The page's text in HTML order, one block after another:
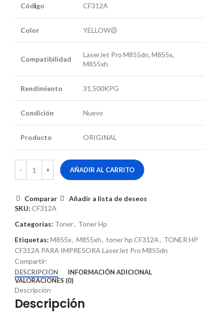
Código CF312A
Color YELLOW🟡
Compatibilidad
LaserJet Pro M855dn, M855x,
M855xh
Rendimiento 31,500KPG
Condición Nuevo
Producto ORIGINAL
AÑADIR AL CARRITO
Comparar
Añadir a lista de deseos
SKU: CF312A
Categorías: Toner, Toner Hp
Etiquetas: M855x, M855xh, toner hp CF312A, TONER HP
CF312A PARA IMPRESORA LaserJet Pro M855dn
Compartir:
DESCRIPCIÓN
INFORMACIÓN ADICIONAL
VALORACIONES (0)
Descripción
Descripción